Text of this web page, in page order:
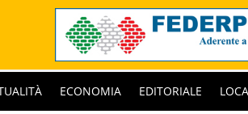
ECONOMIA EDITORIALE